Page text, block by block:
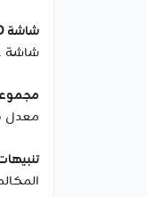
شاشة AMOLED كاملة اللمس
شاشة
معدل